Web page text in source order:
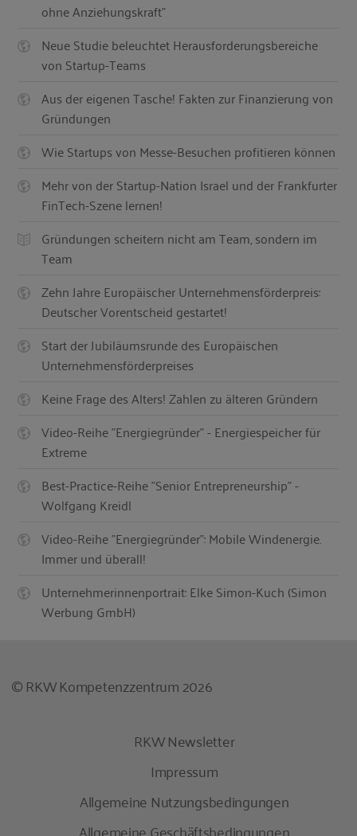
ohne Anziehungskraft"
Neue Studie beleuchtet Herausforderungsbereiche
von Startup-Teams
Aus der eigenen Tasche! Fakten zur Finanzierung von
Gründungen
Wie Startups von Messe-Besuchen profitieren können
Mehr von der Startup-Nation Israel und der Frankfurter
FinTech-Szene lernen!
Gründungen scheitern nicht am Team, sondern im
Team
Zehn Jahre Europäischer Unternehmensförderpreis:
Deutscher Vorentscheid gestartet!
Start der Jubiläumsrunde des Europäischen
Unternehmensförderpreises
Keine Frage des Alters! Zahlen zu älteren Gründern
Video-Reihe "Energiegründer" - Energiespeicher für
Extreme
Best-Practice-Reihe "Senior Entrepreneurship" -
Wolfgang Kreidl
Video-Reihe "Energiegründer": Mobile Windenergie.
Immer und überall!
Unternehmerinnenportrait: Elke Simon-Kuch (Simon
Werbung GmbH)
© RKW Kompetenzzentrum 2026
RKW Newsletter
Impressum
Allgemeine Nutzungsbedingungen